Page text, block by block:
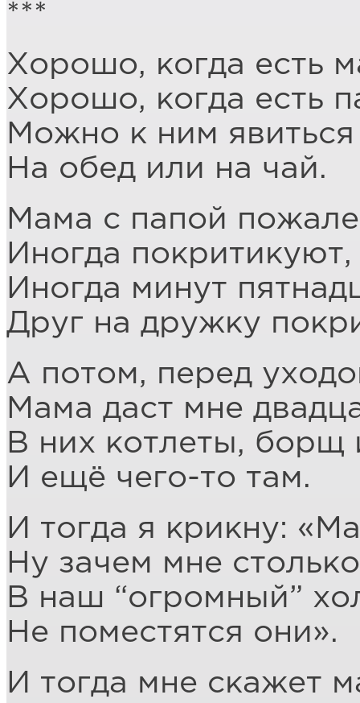
***
Хорошо, когда есть
Хорошо, когда есть
Можно к ним явиться
На обед или на чай.
Мама с папой
Иногда покритикуют,
Иногда минут
Друг на дружку
А потом, перед
Мама даст мне
В них котлеты, борщ
И ещё чего-то там.
И тогда я крикну:
Ну зачем мне
В наш “огромный”
Не поместятся они».
И тогда мне скажет